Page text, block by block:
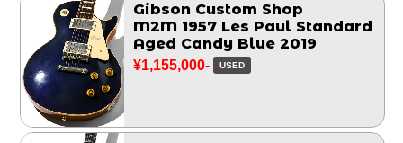
Gibson Custom Shop
M2M 1957 Les Paul Standard
Aged Candy Blue 2019
¥1,155,000- USED